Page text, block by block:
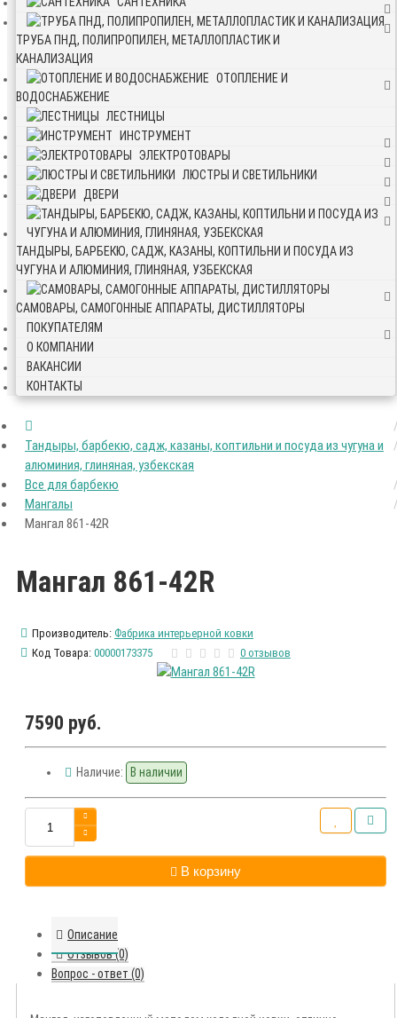
ТРУБА ПНД, ПОЛИПРОПИЛЕН, МЕТАЛЛОПЛАСТИК И
КАНАЛИЗАЦИЯ
ОТОПЛЕНИЕ И
ВОДОСНАБЖЕНИЕ
ЛЕСТНИЦЫ
ИНСТРУМЕНТ
ЭЛЕКТРОТОВАРЫ
ЛЮСТРЫ И СВЕТИЛЬНИКИ
ДВЕРИ
ТАНДЫРЫ, БАРБЕКЮ, САДЖ, КАЗАНЫ, КОПТИЛЬНИ И ПОСУДА ИЗ
ЧУГУНА И АЛЮМИНИЯ, ГЛИНЯНАЯ, УЗБЕКСКАЯ
САМОВАРЫ, САМОГОННЫЕ АППАРАТЫ, ДИСТИЛЛЯТОРЫ
ПОКУПАТЕЛЯМ
О КОМПАНИИ
ВАКАНСИИ
КОНТАКТЫ
Тандыры, барбекю, садж, казаны, коптильни и посуда из чугуна и
алюминия, глиняная, узбекская
Все для барбекю
Мангалы
Мангал 861-42R
Мангал 861-42R
Производитель: Фабрика интерьерной ковки
Код Товара: 00000173375 0 отзывов
7590 руб.
Наличие: В наличии
В корзину
Описание
Отзывов (0)
Вопрос - ответ (0)